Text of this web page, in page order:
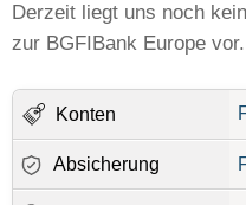
Derzeit liegt uns noch
zur BGFIBank Europe vor.
Konten
Absicherung